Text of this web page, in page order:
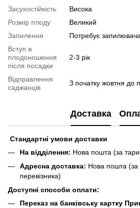
Засухостійкість
Висока
Розмір плоду
Великий
Запилення
Потребує запилювача
Вступ в
плодоношення
після посадки
2-3 рік
Відправлення
саджанців
З початку жовтня до
Доставка
Стандартні умови доставки
На відділення: Нова пошта (за
Адресна доставка: Нова пошта
перевізника)
Доступні способи оплати:
Переказ на банківську картку